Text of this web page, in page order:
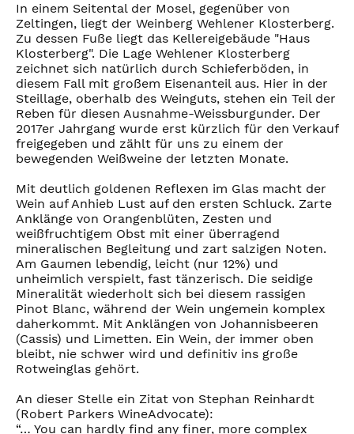
In einem Seitental der Mosel, gegenüber von
Zeltingen, liegt der Weinberg Wehlener Klosterberg.
Zu dessen Fuße liegt das Kellereigebäude "Haus
Klosterberg". Die Lage Wehlener Klosterberg
zeichnet sich natürlich durch Schieferböden, in
diesem Fall mit großem Eisenanteil aus. Hier in der
Steillage, oberhalb des Weinguts, stehen ein Teil der
Reben für diesen Ausnahme-Weissburgunder. Der
2017er Jahrgang wurde erst kürzlich für den Verkauf
freigegeben und zählt für uns zu einem der
bewegenden Weißweine der letzten Monate.
Mit deutlich goldenen Reflexen im Glas macht der
Wein auf Anhieb Lust auf den ersten Schluck. Zarte
Anklänge von Orangenblüten, Zesten und
weißfruchtigem Obst mit einer überragend
mineralischen Begleitung und zart salzigen Noten.
Am Gaumen lebendig, leicht (nur 12%) und
unheimlich verspielt, fast tänzerisch. Die seidige
Mineralität wiederholt sich bei diesem rassigen
Pinot Blanc, während der Wein ungemein komplex
daherkommt. Mit Anklängen von Johannisbeeren
(Cassis) und Limetten. Ein Wein, der immer oben
bleibt, nie schwer wird und definitiv ins große
Rotweinglas gehört.
An dieser Stelle ein Zitat von Stephan Reinhardt
(Robert Parkers WineAdvocate):
“… You can hardly find any finer, more complex